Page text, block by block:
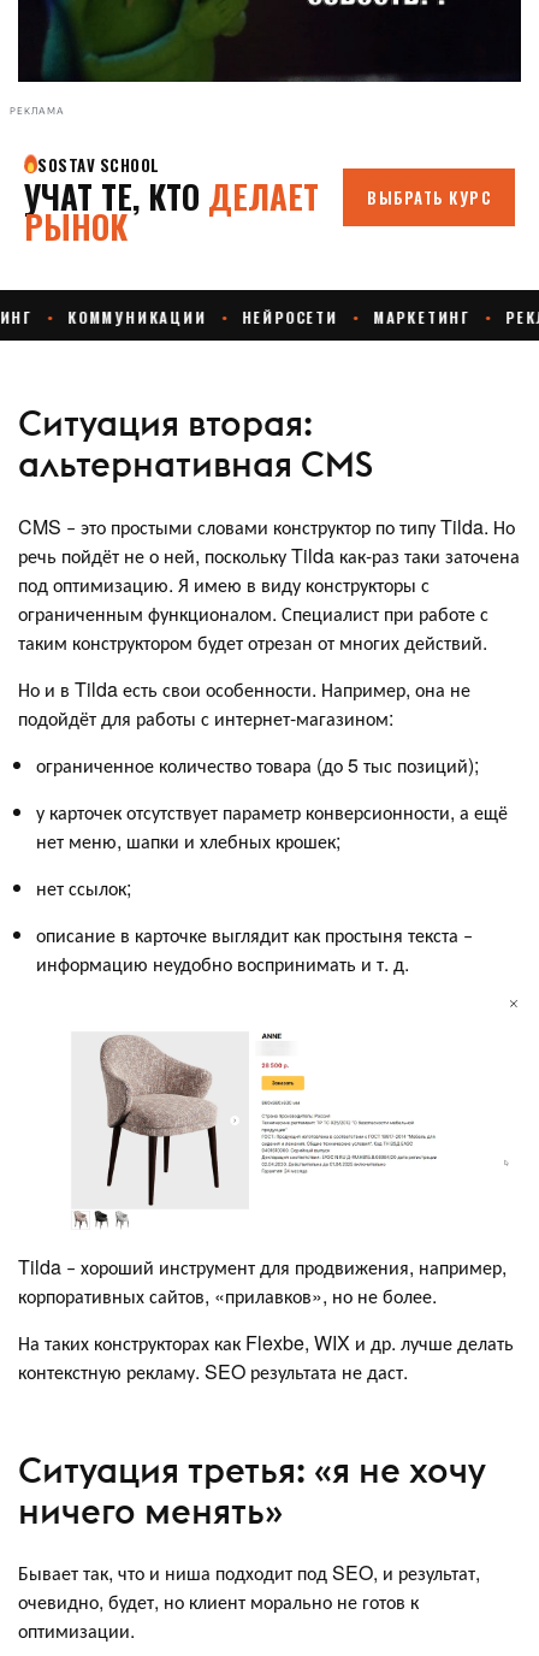
РЕКЛАМА
Ситуация вторая:
альтернативная CMS
CMS ‒ это простыми словами конструктор по типу Tilda. Но
речь пойдёт не о ней, поскольку Tilda как-раз таки заточена
под оптимизацию. Я имею в виду конструкторы с
ограниченным функционалом. Специалист при работе с
таким конструктором будет отрезан от многих действий.
Но и в Tilda есть свои особенности. Например, она не
подойдёт для работы с интернет-магазином:
ограниченное количество товара (до 5 тыс позиций);
у карточек отсутствует параметр конверсионности, а ещё
нет меню, шапки и хлебных крошек;
нет ссылок;
описание в карточке выглядит как простыня текста ‒
информацию неудобно воспринимать и т. д.
Tilda ‒ хороший инструмент для продвижения, например,
корпоративных сайтов, «прилавков», но не более.
На таких конструкторах как Flexbe, WIX и др. лучше делать
контекстную рекламу. SEO результата не даст.
Ситуация третья: «я не хочу
ничего менять»
Бывает так, что и ниша подходит под SEO, и результат,
очевидно, будет, но клиент морально не готов к
оптимизации.